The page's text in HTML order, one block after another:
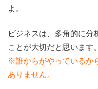
よ。
ビジネスは、多角的に分
ことが大切だと思います。
※誰からがやっているか
ありません。